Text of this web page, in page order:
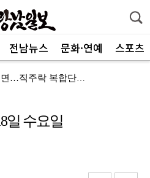
전남뉴스 문화·연예 스포츠
"‘반도체 클러스터’ 성공하려면…직주락 복합단지 구축"
일 수요일